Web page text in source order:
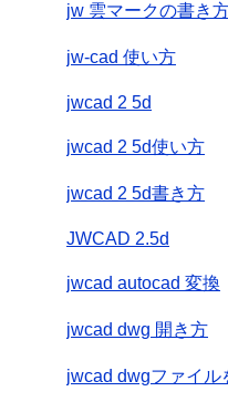
jw 雲マークの書き
jw-cad 使い方
jwcad 2 5d
jwcad 2 5d使い方
jwcad 2 5d書き方
JWCAD 2.5d
jwcad autocad 変換
jwcad dwg 開き方
jwcad dwgファイル